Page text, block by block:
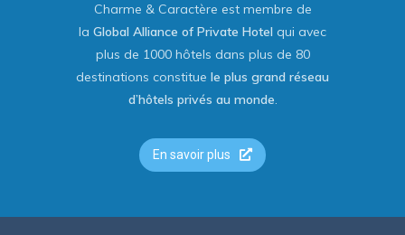
Charme & Caractère est membre de
la Global Alliance of Private Hotel qui avec
plus de 1000 hôtels dans plus de 80
destinations constitue le plus grand réseau
d’hôtels privés au monde.
En savoir plus